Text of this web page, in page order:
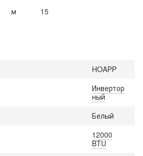
м 15
HOAPP
Инвертор
ный
Белый
12000
BTU